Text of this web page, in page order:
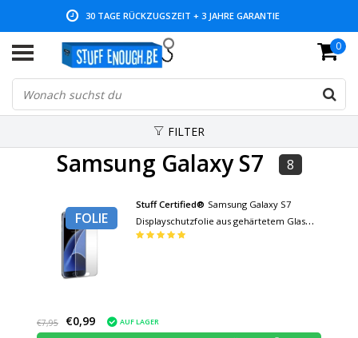
30 TAGE RÜCKZUGSZEIT + 3 JAHRE GARANTIE
NIEDRIGE PREISE UND GROSSE AUSWAHL 0
FILTER
Samsung Galaxy S7 8
FOLIE
Stuff Certified® Samsung Galaxy S7
Displayschutzfolie aus gehärtetem Glas
Folie aus gehärtetem Glas
€7,95 €0,99 AUF LAGER